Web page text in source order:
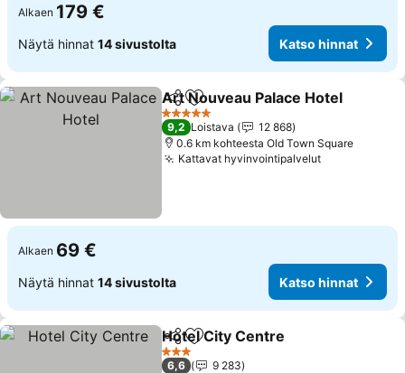
Alkaen 179 €
Näytä hinnat 14 sivustolta Katso hinnat
Jaa Lisää suosikkeihin
Art Nouveau Palace Hotel
5 Tähtiluokitus
9,2 Loistava
12 868
0.6 km kohteesta Old Town Square
Kattavat hyvinvointipalvelut
Alkaen 69 €
Näytä hinnat 14 sivustolta Katso hinnat
Jaa Lisää suosikkeihin
Hotel City Centre
3 Tähtiluokitus
6,6
9 283